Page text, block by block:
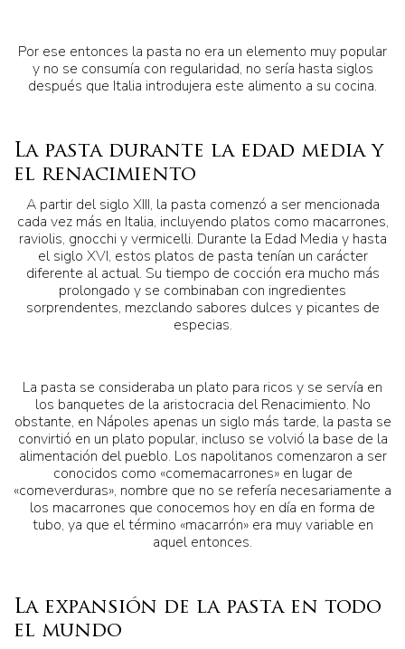
Por ese entonces la pasta no era un elemento muy popular
y no se consumía con regularidad, no sería hasta siglos
después que Italia introdujera este alimento a su cocina.
La pasta durante la edad media y
el renacimiento
A partir del siglo XIII, la pasta comenzó a ser mencionada
cada vez más en Italia, incluyendo platos como macarrones,
raviolis, gnocchi y vermicelli. Durante la Edad Media y hasta
el siglo XVI, estos platos de pasta tenían un carácter
diferente al actual. Su tiempo de cocción era mucho más
prolongado y se combinaban con ingredientes
sorprendentes, mezclando sabores dulces y picantes de
especias.
La pasta se consideraba un plato para ricos y se servía en
los banquetes de la aristocracia del Renacimiento. No
obstante, en Nápoles apenas un siglo más tarde, la pasta se
convirtió en un plato popular, incluso se volvió la base de la
alimentación del pueblo. Los napolitanos comenzaron a ser
conocidos como «comemacarrones» en lugar de
«comeverduras», nombre que no se refería necesariamente a
los macarrones que conocemos hoy en día en forma de
tubo, ya que el término «macarrón» era muy variable en
aquel entonces.
La expansión de la pasta en todo
el mundo